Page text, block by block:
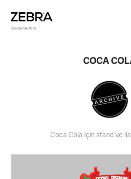
COCA
Coca Cola için stand ve